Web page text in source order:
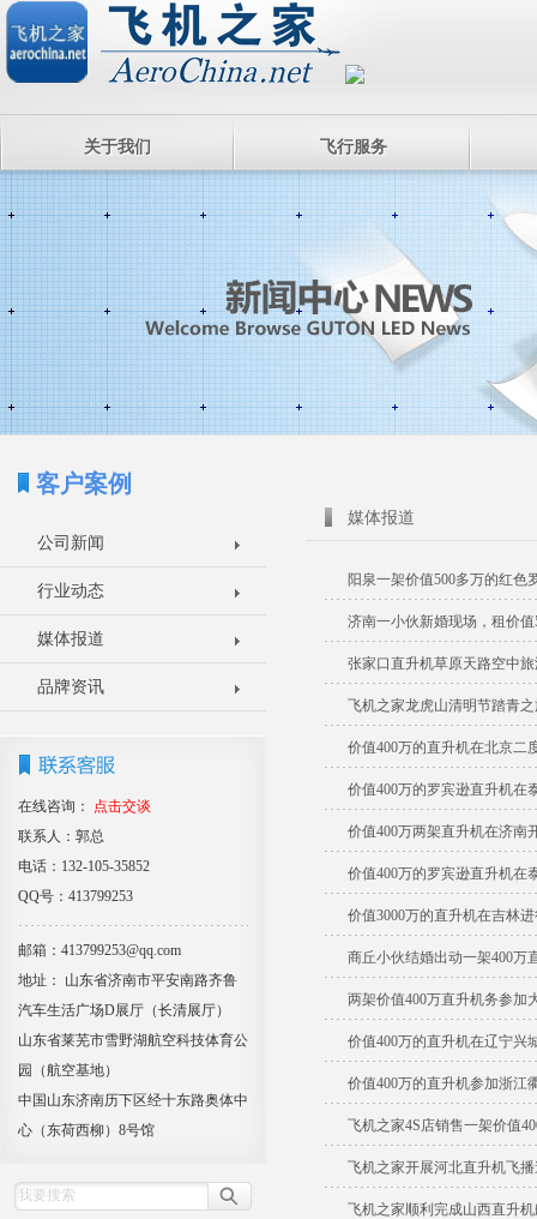
关于我们 飞行服务
客户案例
公司新闻
行业动态
媒体报道
品牌资讯
在线咨询：
点击交谈
联系人：郭总
电话：132-105-35852
QQ号：413799253
邮箱：413799253@qq.com
地址： 山东省济南市平安南路齐鲁
汽车生活广场D展厅（长清展厅）
山东省莱芜市雪野湖航空科技体育公
园（航空基地）
中国山东济南历下区经十东路奥体中
心（东荷西柳）8号馆
媒体报道
阳泉一架价值500多万的红色
济南一小伙新婚现场，租价
张家口直升机草原天路空中
飞机之家龙虎山清明节踏青
价值400万的直升机在北京二
价值400万的罗宾逊直升机在
价值400万两架直升机在济南
价值400万的罗宾逊直升机在
价值3000万的直升机在吉林
商丘小伙结婚出动一架400万
两架价值400万直升机务参加
价值400万的直升机在辽宁兴
价值400万的直升机参加浙江
飞机之家4S店销售一架价值
飞机之家开展河北直升机飞
飞机之家顺利完成山西直升